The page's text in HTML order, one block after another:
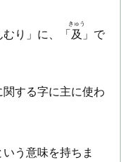
むり」に、「及
きゅう
」で
関する字に主に使わ
いう意味を持ちま